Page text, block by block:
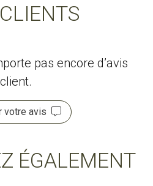
pas encore d’avis
client.
votre avis
ÉGALEMENT